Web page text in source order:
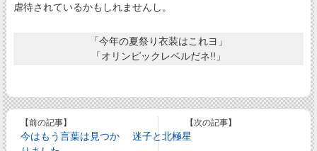
虐待されているかもしれませんし。
「今年の夏祭り衣装はこれヨ」
「オリンピックレベルだネ!!」
【前の記事】
今はもう言葉は見つか
【次の記事】
迷子と北極星